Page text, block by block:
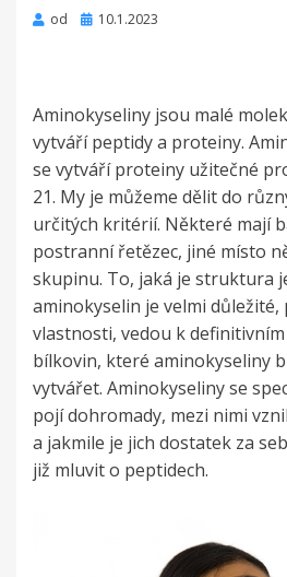
od
Zveřejněno
10.1.2023
Aminokyseliny jsou malé
vytváří peptidy a proteiny.
se vytváří proteiny užitečné
21. My je můžeme dělit do
určitých kritérií. Některé mají
postranní řetězec, jiné místo
skupinu. To, jaká je struktura
aminokyselin je velmi
vlastnosti, vedou k
bílkovin, které aminokyseliny
vytvářet. Aminokyseliny se
pojí dohromady, mezi nimi
a jakmile je jich dostatek za
již mluvit o peptidech.